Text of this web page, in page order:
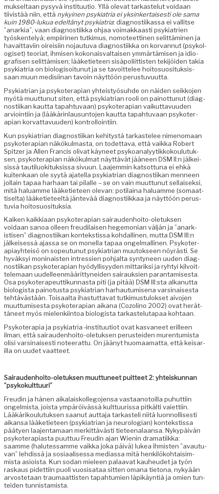
muk­seltaan pysyvä insti­tuu­tio. Yllä ole­vat tarkaste­lut voidaan
tiivistää niin, että nykyi­nen psyki­a­tria ei yksinker­tais­es­ti ole sama
kuin 1980-lukua edeltänyt psyki­a­tria: diag­nos­ti­ikas­sa ei val­litse
”anarkia”, vaan diag­nos­ti­ik­ka ohjaa voimakkaasti psyki­a­trien
työsken­te­lyä; empi­iri­nen tutkimus, nomo­teet­ti­nen selit­tämi­nen ja
havait­tavi­in oireisi­in nojau­tu­va diag­nos­ti­ik­ka on kor­van­nut (psykol­
o­giset) teo­ri­at, ihmisen kokon­ais­val­taisen ymmärtämisen ja idio­
grafisen selit­tämisen; lääketi­eteen sisäpoli­it­tis­ten tek­i­jöi­den takia
psyki­a­tria on biol­o­gisoitunut ja se tavoit­telee hoito­su­osi­tuk­sis­
saan muun medisi­inan tavoin näyt­töön perustuvuutta.
Psyki­a­tri­an ja psykoter­api­an yhteistyö­suhde on näi­den seikko­jen
myötä muut­tunut siten, että psyki­a­tri­an rooli on pain­ot­tunut (diag­
nos­ti­ikan kaut­ta tapah­tu­vaan) psykoter­api­an vaikut­tavu­u­den
arvioin­ti­in ja (lääkärin­lausun­to­jen kaut­ta tapah­tu­vaan psykoter­
api­an kor­vat­tavu­u­den) kontrollointiin.
Kun psyki­a­tri­an diag­nos­ti­ikan kehi­tys­tä tarkastelee nimeno­maan
psykoter­api­an näkökul­mas­ta, on todet­ta­va, että vaik­ka Robert
Spitzer ja Allen Fran­cis oli­vat käyneet psyko­ana­lyytikkok­oulu­tuk­
sen, psykoter­api­an näkökul­mat näyt­tävät jääneen DSM II:n jälkei­
sis­sä tau­tilu­ok­i­tuk­sis­sa sivu­un. Laa­jem­min kat­sot­tuna ei ehkä
kuitenkaan ole syytä ajatel­la psyki­a­tri­an diag­nos­ti­ikan men­neen
jol­lain tapaa harhaan tai pilalle – se on vain muut­tunut sel­l­aisek­si,
mitä halu­amme lääketi­eteen ole­van: poti­laina halu­amme (somaat­
tiselta) lääketi­eteeltä jän­tevää diag­nos­ti­ikkaa ja näyt­töön perus­
tu­via hoitosuosituksia.
Kaiken kaikki­aan psykoter­api­an sairau­den­hoito-ole­tuk­sen
voidaan sanoa olleen freudi­laisen hege­mon­ian väljän ja ”anark­
istisen” diag­nos­ti­ikan kon­tek­stis­sa kohdalli­nen, mut­ta DSM III:n
jälkeisessä ajas­sa se on monel­la tapaa ongel­malli­nen. Psykoter­
api­ay­hteisö on sopeu­tunut psyki­a­tri­an muu­tok­seen nöyrästi. Se
hyväksyi mon­i­nais­ten intressien poh­jal­ta syn­tyneen uuden diag­
nos­ti­ikan psykoter­api­an hyödyl­lisyy­den mit­tarik­si ja ryhtyi kil­voit­
tele­maan uudelleen­määrit­tynei­den sairauk­sien paran­tamis­es­ta.
Osa psykoter­apeut­tikun­nas­ta piti (ja pitää) DSM III:sta alka­nut­ta
biol­o­gista pain­o­tus­ta psyki­a­tri­an harhau­tu­mise­na varsi­nais­es­ta
tehtävästään. Toisaal­ta ihas­tut­ta­vat tutkimus­tu­lok­set aivo­jen
muut­tumis­es­ta psykoter­api­an aikana (Cozoli­no 2002) ovat herät­
täneet myös mie­lenki­in­toa biol­o­gista tarkaste­lu­ta­paa kohtaan.
Psykoter­apia ja psyki­a­tria ‑insti­tuu­tiot ovat kas­va­neet erilleen
ilman, että sairau­den­hoito-ole­tuk­sen perustei­den muren­tu­mista
olisi varsi­nais­es­ti noteer­at­tu. On jäänyt huo­maa­mat­ta, että keis­ar­
il­la on uudet vaatteet.
Sairau­den­hoito-ole­tuk­sen muut­tuneet puit­teet 2: yhteiskun­nan
”psykokult­tuuri”
Freudin ja hänen aikalaiskol­le­go­jen­sa vas­taan­otoil­la puhut­ti­in
ongelmista, joista ympäröivässä kult­tuuris­sa pitkälti vai­et­ti­in.
Lääkärik­oulu­tuk­sen saanut aut­ta­ja tarkasteli niitä luon­nol­lis­es­ti
aikansa lääketi­eteen (psyki­a­tri­an ja neu­rolo­gian) kon­tek­stis­sa
pää­tyen laa­jen­ta­maan merkit­tävästi tieteenalaansa. Nykypäivän
psykoter­api­as­ta puut­tuu Freudin ajan Wienin dra­mati­ik­ka:
saamme (halutes­samme vaik­ka joka päivä) lukea ihmis­ten ”avau­tu­
van” lehdis­sä ja sosi­aalises­sa medi­as­sa mitä henkilöko­htaisim­
mista asioista. Kun sodan mieleen palaa­vat kauheudet ja työn
raskaus pidet­ti­in puoli vuo­sisa­taa sit­ten omana tiet­ona, nykyään
arvoste­taan trau­maat­tis­ten tapah­tu­mien läpikäyn­tiä ja omien tun­
tei­den tunnistamista.